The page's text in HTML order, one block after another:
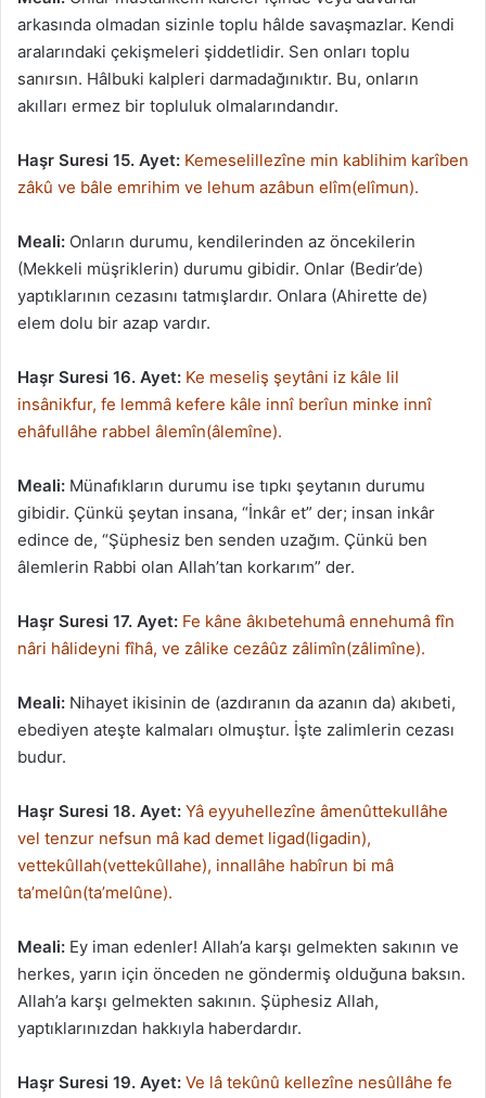
arkasında olmadan sizinle toplu hâlde savaşmazlar. Kendi
aralarındaki çekişmeleri şiddetlidir. Sen onları toplu
sanırsın. Hâlbuki kalpleri darmadağınıktır. Bu, onların
akılları ermez bir topluluk olmalarındandır.
Haşr Suresi 15. Ayet: Kemeselillezîne min kablihim karîben
zâkû ve bâle emrihim ve lehum azâbun elîm(elîmun).
Meali: Onların durumu, kendilerinden az öncekilerin
(Mekkeli müşriklerin) durumu gibidir. Onlar (Bedir’de)
yaptıklarının cezasını tatmışlardır. Onlara (Ahirette de)
elem dolu bir azap vardır.
Haşr Suresi 16. Ayet: Ke meseliş şeytâni iz kâle lil
insânikfur, fe lemmâ kefere kâle innî berîun minke innî
ehâfullâhe rabbel âlemîn(âlemîne).
Meali: Münafıkların durumu ise tıpkı şeytanın durumu
gibidir. Çünkü şeytan insana, “İnkâr et” der; insan inkâr
edince de, “Şüphesiz ben senden uzağım. Çünkü ben
âlemlerin Rabbi olan Allah’tan korkarım” der.
Haşr Suresi 17. Ayet: Fe kâne âkıbetehumâ ennehumâ fîn
nâri hâlideyni fîhâ, ve zâlike cezâûz zâlimîn(zâlimîne).
Meali: Nihayet ikisinin de (azdıranın da azanın da) akıbeti,
ebediyen ateşte kalmaları olmuştur. İşte zalimlerin cezası
budur.
Haşr Suresi 18. Ayet: Yâ eyyuhellezîne âmenûttekullâhe
vel tenzur nefsun mâ kad demet ligad(ligadin),
vettekûllah(vettekûllahe), innallâhe habîrun bi mâ
ta’melûn(ta’melûne).
Meali: Ey iman edenler! Allah’a karşı gelmekten sakının ve
herkes, yarın için önceden ne göndermiş olduğuna baksın.
Allah’a karşı gelmekten sakının. Şüphesiz Allah,
yaptıklarınızdan hakkıyla haberdardır.
Haşr Suresi 19. Ayet: Ve lâ tekûnû kellezîne nesûllâhe fe